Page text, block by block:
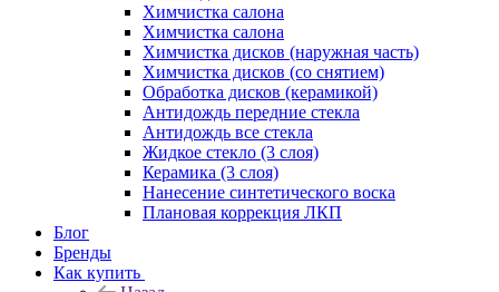
Химчистка салона
Химчистка салона
Химчистка дисков (наружная часть)
Химчистка дисков (со снятием)
Обработка дисков (керамикой)
Антидождь передние стекла
Антидождь все стекла
Жидкое стекло (3 слоя)
Керамика (3 слоя)
Нанесение синтетического воска
Плановая коррекция ЛКП
Блог
Бренды
Как купить